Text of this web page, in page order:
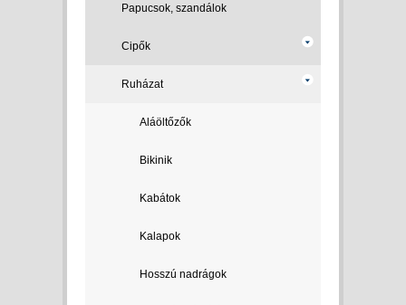
Papucsok, szandálok
Cipők
Ruházat
Aláöltőzők
Bikinik
Kabátok
Kalapok
Hosszú nadrágok